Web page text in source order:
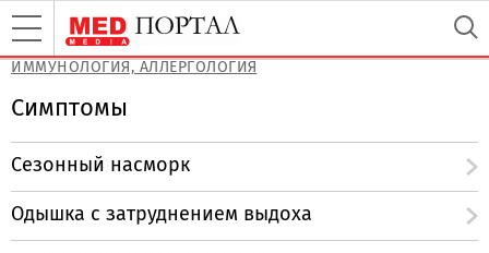
ИММУНОЛОГИЯ, АЛЛЕРГОЛОГИЯ
Симптомы
Сезонный насморк
Одышка с затруднением выдоха